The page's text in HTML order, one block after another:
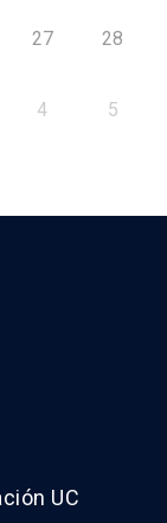
27 28
4 5
UC